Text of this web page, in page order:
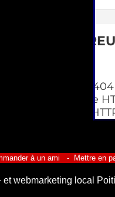
à un ami - Mettre en
webmarketing local